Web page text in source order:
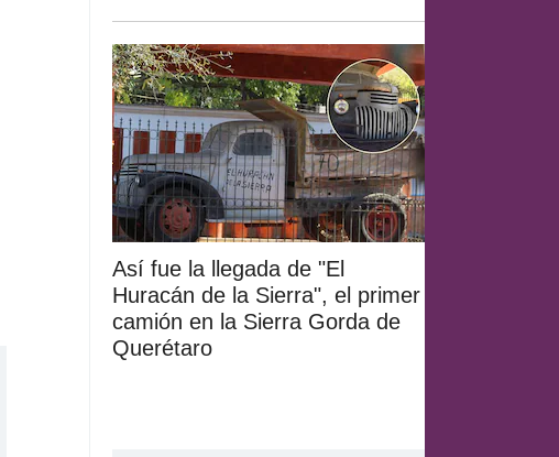
Así fue la llegada de "El
Huracán de la Sierra", el primer
camión en la Sierra Gorda de
Querétaro